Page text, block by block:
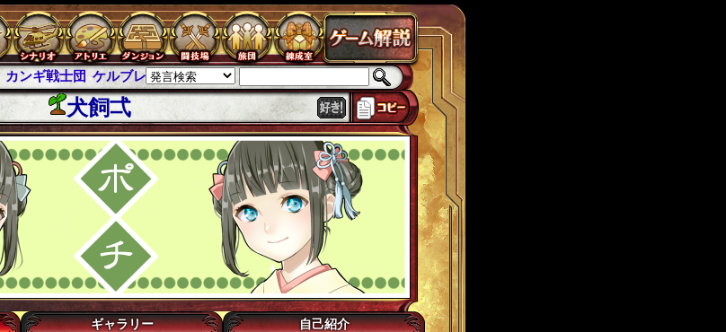
カンギ戦士団 ケルブレ ケルベロスブレイド チェインパラドクス
犬飼弌
ギャラリー 自己紹介